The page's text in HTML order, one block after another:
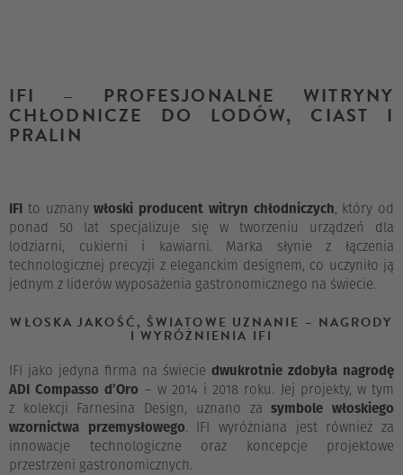
IFI – PROFESJONALNE WITRYNY
CHŁODNICZE DO LODÓW, CIAST I
PRALIN
IFI to uznanywłoski producent witryn chłodniczych, który od
ponad 50 lat specjalizuje się w tworzeniu urządzeń dla
lodziarni, cukierni i kawiarni. Marka słynie z łączenia
technologicznej precyzji z eleganckim designem, co uczyniło ją
jednym z liderów wyposażenia gastronomicznego na świecie.
WŁOSKA JAKOŚĆ, ŚWIATOWE UZNANIE – NAGRODY
I WYRÓŻNIENIA IFI
IFI jako jedyna firma na świecie dwukrotnie zdobyła nagrodę
ADI Compasso d’Oro – w 2014 i 2018 roku. Jej projekty, w tym
z kolekcji Farnesina Design, uznano zasymbole włoskiego
wzornictwa przemysłowego. IFI wyróżniana jest również za
innowacje technologiczne oraz koncepcje projektowe
przestrzeni gastronomicznych.